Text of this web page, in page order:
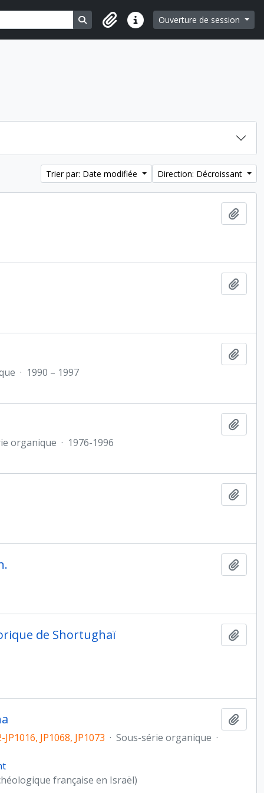
Search in browse page
Liens rapidesOuverture de session
Trier par: Date modifiée Direction: Décroissant
· 1990 – 1997
organique · 1976-1996
de Shortughaï
JP1016, JP1068, JP1073 · Sous-série organique ·
française en Israël)